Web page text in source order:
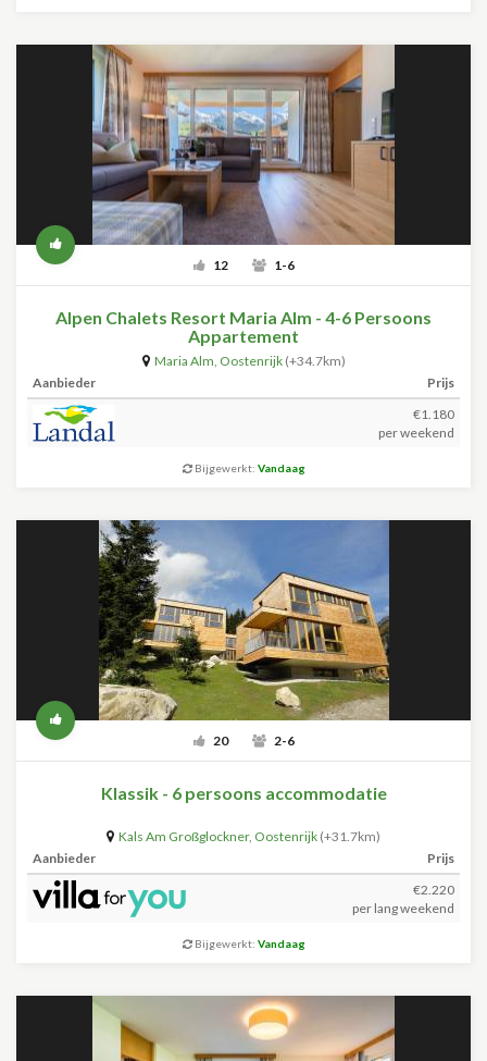
12 1-6
Alpen Chalets Resort Maria Alm - 4-6 Persoons
Appartement
Maria Alm, Oostenrijk (+34.7km)
Aanbieder
Prijs
€1.180
per weekend
Bijgewerkt: Vandaag
20 2-6
Klassik - 6 persoons accommodatie
Kals Am Großglockner, Oostenrijk (+31.7km)
Aanbieder
Prijs
€2.220
per lang weekend
Bijgewerkt: Vandaag